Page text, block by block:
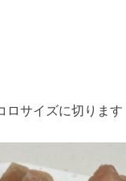
ロサイズに切ります